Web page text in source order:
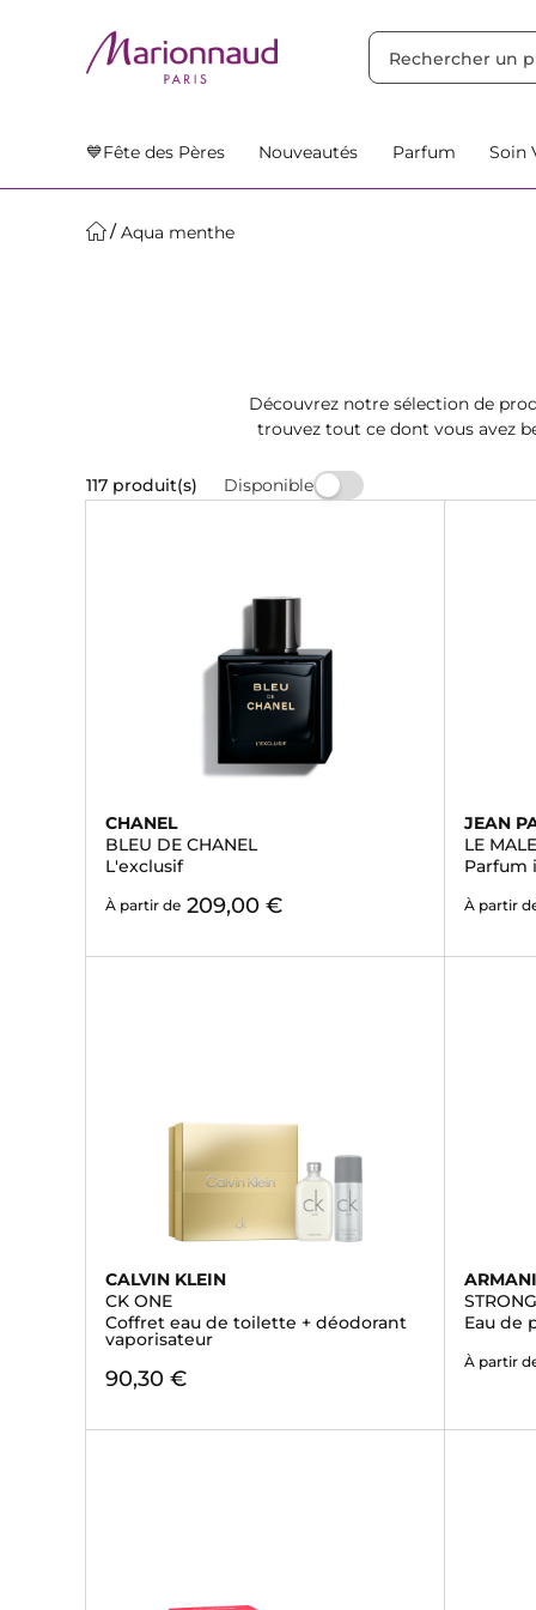
💙Fête des Pères Nouveautés Parfum Soin
Aqua menthe
Découvrez notre sélection de
trouvez tout ce dont vous avez
117 produit(s) Disponible
CHANEL
BLEU DE CHANEL
L'exclusif
À partir de 209,00 €
JEAN
LE
Parfum
À partir
CALVIN KLEIN
CK ONE
Coffret eau de toilette + déodorant
vaporisateur
90,30 €
Eau de
À partir